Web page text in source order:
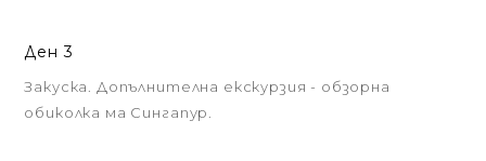
Ден 3
Закуска. Допълнителна екскурзия - обзорна
обиколка ма Сингапур.